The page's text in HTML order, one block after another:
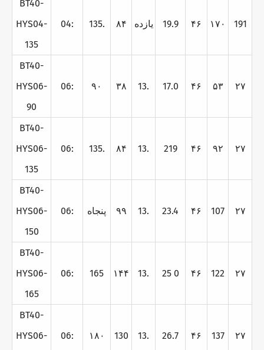
BT40-
HYS04-
135
04: 135. ۸۴ يازده 19.9 ۴۶ ۱۷۰ 191
BT40-
HYS06-
90
06: ۹۰ ۳۸ 13. 17.0 ۴۶ ۵۳ ۲۷
BT40-
HYS06-
135
06: 135. ۸۴ 13. 219 ۴۶ ۹۲ ۲۷
BT40-
HYS06-
150
06: پنجاه ۹۹ 13. 23.4 ۴۶ 107 ۲۷
BT40-
HYS06-
165
06: 165 ۱۴۴ 13. 25 0 ۴۶ 122 ۲۷
BT40-
HYS06-
06: ۱۸۰ 130 13. 26.7 ۴۶ 137 ۲۷